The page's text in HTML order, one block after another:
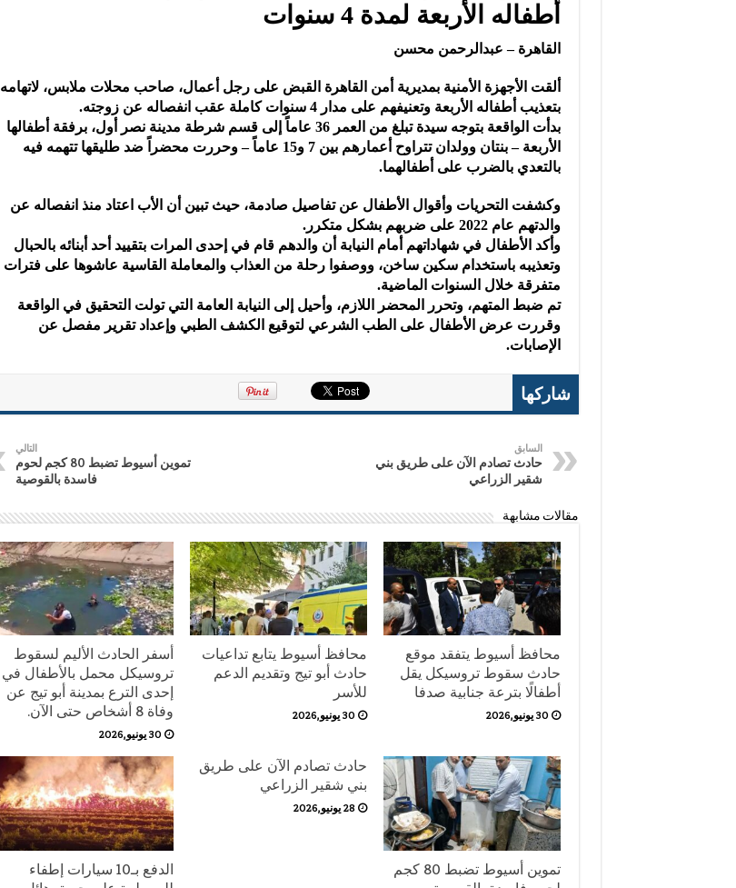
أطفاله الأربعة لمدة 4 سنوات
القاهرة – عبدالرحمن محسن
ألقت الأجهزة الأمنية بمديرية أمن القاهرة القبض على رجل أعمال، صاحب محلات ملابس، لاتهامه
بتعذيب أطفاله الأربعة وتعنيفهم على مدار 4 سنوات كاملة عقب انفصاله عن زوجته.
بدأت الواقعة بتوجه سيدة تبلغ من العمر 36 عاماً إلى قسم شرطة مدينة نصر أول، برفقة أطفالها
الأربعة – بنتان وولدان تتراوح أعمارهم بين 7 و15 عاماً – وحررت محضراً ضد طليقها تتهمه فيه
بالتعدي بالضرب على أطفالهما.
وكشفت التحريات وأقوال الأطفال عن تفاصيل صادمة، حيث تبين أن الأب اعتاد منذ انفصاله عن
والدتهم عام 2022 على ضربهم بشكل متكرر.
وأكد الأطفال في شهاداتهم أمام النيابة أن والدهم قام في إحدى المرات بتقييد أحد أبنائه بالحبال
وتعذيبه باستخدام سكين ساخن، ووصفوا رحلة من العذاب والمعاملة القاسية عاشوها على فترات
متفرقة خلال السنوات الماضية.
تم ضبط المتهم، وتحرر المحضر اللازم، وأحيل إلى النيابة العامة التي تولت التحقيق في الواقعة
وقررت عرض الأطفال على الطب الشرعي لتوقيع الكشف الطبي وإعداد تقرير مفصل عن
الإصابات.
شاركها
السابق
حادث تصادم الآن على طريق بني
شقير الزراعي
التالي
تموين أسيوط تضبط 80 كجم لحوم
فاسدة بالقوصية
مقالات مشابهة
محافظ أسيوط يتفقد موقع
حادث سقوط تروسيكل يقل
أطفالًا بترعة جنابية صدفا
30 يونيو,2026
محافظ أسيوط يتابع تداعيات
حادث أبو تيج وتقديم الدعم
للأسر
30 يونيو,2026
أسفر الحادث الأليم لسقوط
تروسيكل محمل بالأطفال في
إحدى الترع بمدينة أبو تيج عن
وفاة 8 أشخاص حتى الآن.
30 يونيو,2026
تموين أسيوط تضبط 80 كجم
حادث تصادم الآن على طريق
بني شقير الزراعي
28 يونيو,2026
الدفع بـ10 سيارات إطفاء